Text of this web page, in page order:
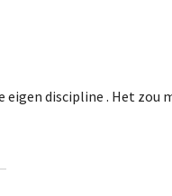
discipline . Het zou